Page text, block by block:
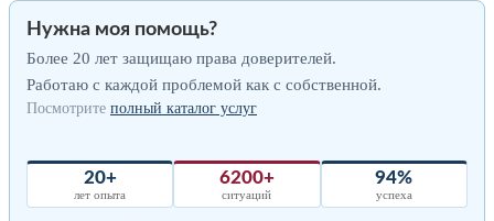
Нужна моя помощь?
Более 20 лет защищаю права доверителей.
Работаю с каждой проблемой как с собственной.
Посмотрите полный каталог услуг
20+
лет опыта
6200+
ситуаций
94%
успеха